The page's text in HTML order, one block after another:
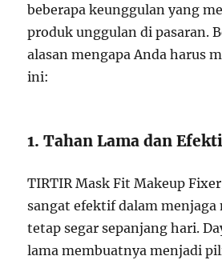
beberapa keunggulan yang
produk unggulan di pasaran.
alasan mengapa Anda harus
ini:
1. Tahan Lama dan
TIRTIR Mask Fit Makeup
sangat efektif dalam menjaga
tetap segar sepanjang hari.
lama membuatnya menjadi